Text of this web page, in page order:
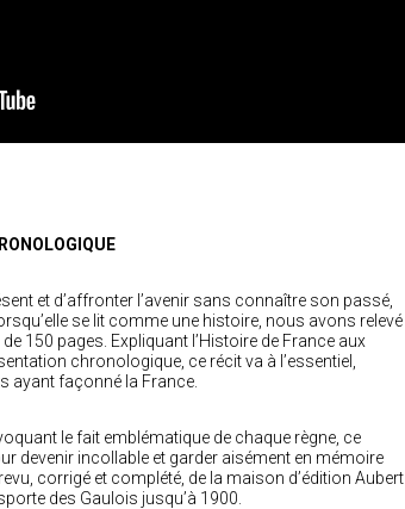
et d’affronter l’avenir sans connaître son passé,
se lit comme une histoire, nous avons relevé
150 pages. Expliquant l’Histoire de France aux
chronologique, ce récit va à l’essentiel,
ayant façonné la France.
le fait emblématique de chaque règne, ce
devenir incollable et garder aisément en mémoire
corrigé et complété, de la maison d’édition Aubert
des Gaulois jusqu’à 1900.